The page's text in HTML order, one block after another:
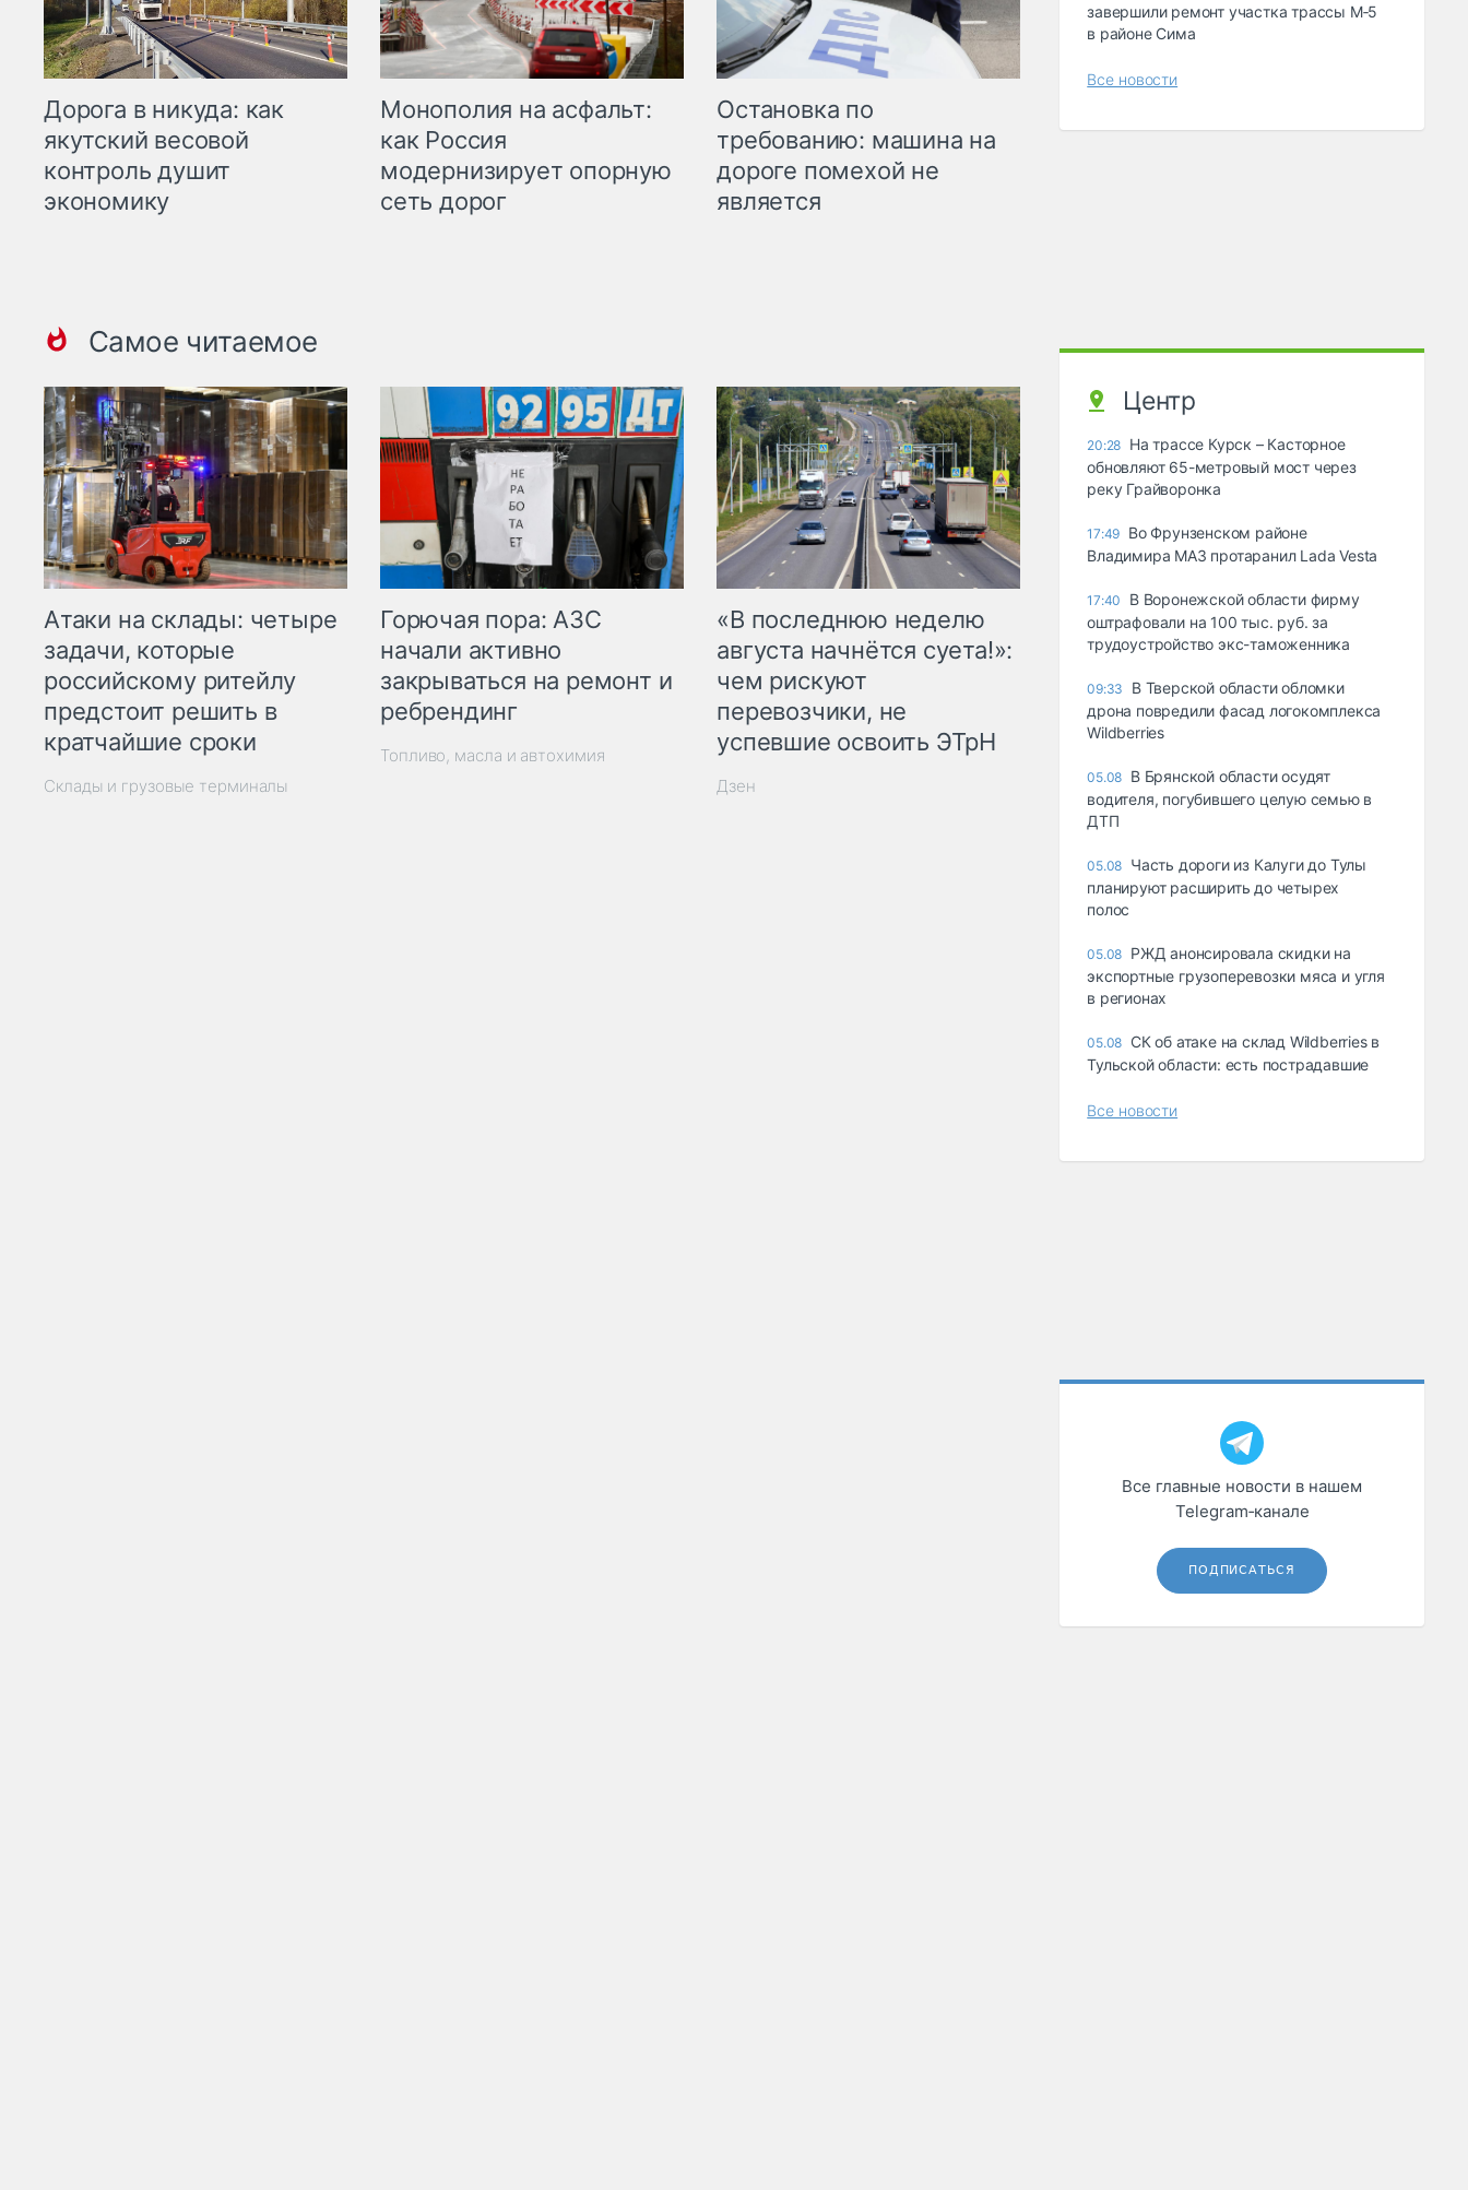
Дорога в никуда: как
якутский весовой
контроль душит
экономику
Монополия на асфальт:
как Россия
модернизирует опорную
сеть дорог
Остановка по
требованию: машина на
дороге помехой не
является
Самое читаемое
Атаки на склады: четыре
задачи, которые
российскому ритейлу
предстоит решить в
кратчайшие сроки
Склады и грузовые терминалы
Горючая пора: АЗС
начали активно
закрываться на ремонт и
ребрендинг
Топливо, масла и автохимия
«В последнюю неделю
августа начнётся суета!»:
чем рискуют
перевозчики, не
успевшие освоить ЭТрН
Дзен
завершили ремонт участка трассы М‑5
в районе Сима
Все новости
Центр
20:28 На трассе Курск – Касторное
обновляют 65-метровый мост через
реку Грайворонка
17:49 Во Фрунзенском районе
Владимира МАЗ протаранил Lada Vesta
17:40
В Воронежской области фирму
оштрафовали на 100 тыс. руб. за
трудоустройство экс-таможенника
09:33
В Тверской области обломки
дрона повредили фасад логокомплекса
Wildberries
05.08 В Брянской области осудят
водителя, погубившего целую семью в
ДТП
05.08 Часть дороги из Калуги до Тулы
планируют расширить до четырех
полос
05.08 РЖД анонсировала скидки на
экспортные грузоперевозки мяса и угля
в регионах
05.08 СК об атаке на склад Wildberries в
Тульской области: есть пострадавшие
Все новости
Все главные новости в нашем
Telegram‑канале
ПОДПИСАТЬСЯ